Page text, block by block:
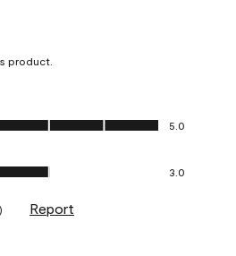
product.
of 5
5.0
of 5
3.0
) Report